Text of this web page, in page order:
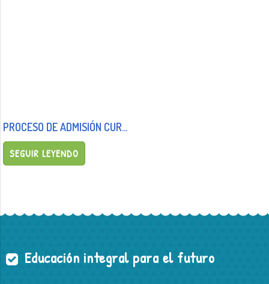
PROCESO DE ADMISIÓN CURSO 2025/26
SEGUIR LEYENDO
Educación integral para el futuro